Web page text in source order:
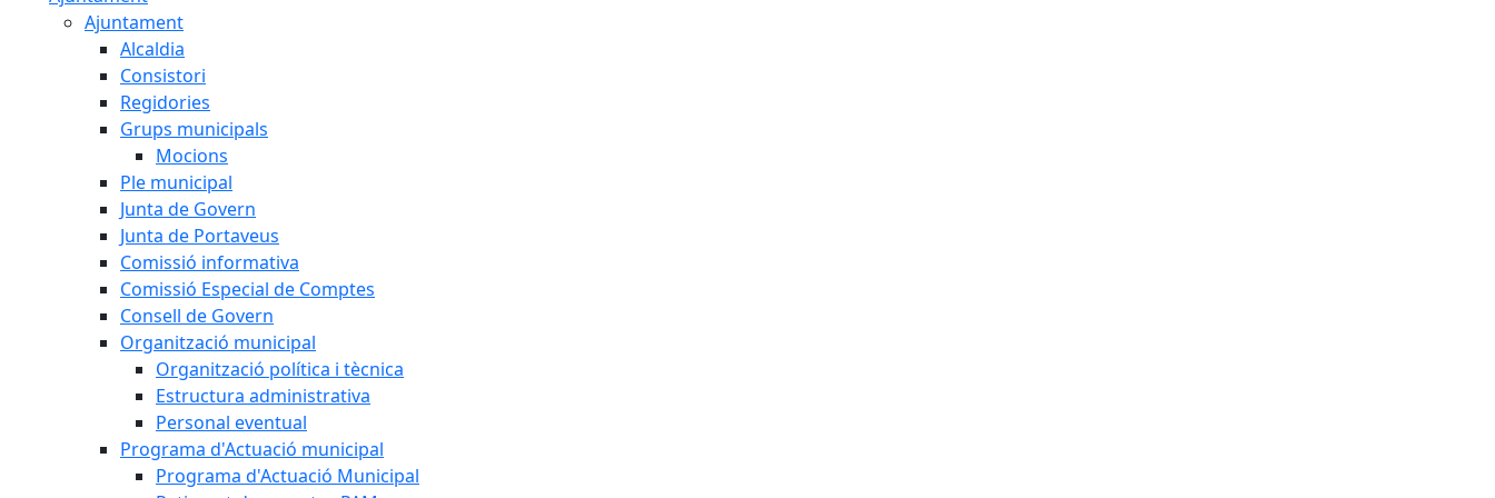
Ajuntament
Alcaldia
Consistori
Regidories
Grups municipals
Mocions
Ple municipal
Junta de Govern
Junta de Portaveus
Comissió informativa
Comissió Especial de Comptes
Consell de Govern
Organització municipal
Organització política i tècnica
Estructura administrativa
Personal eventual
Programa d'Actuació municipal
Programa d'Actuació Municipal